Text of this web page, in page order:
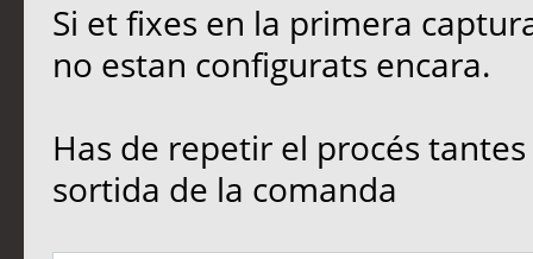
Si et fixes en la primera
no estan configurats encara.
Has de repetir el procés
sortida de la comanda